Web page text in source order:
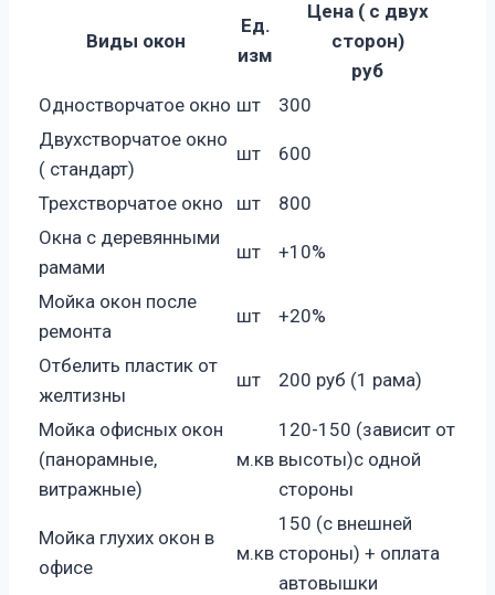
Виды окон
Ед.
изм
Цена ( с двух
сторон)
руб
Одностворчатое окно шт
300
Двухстворчатое окно
( стандарт)
шт 600
Трехстворчатое окно шт
800
Окна с деревянными
рамами
шт +10%
Мойка окон после
ремонта
шт +20%
Отбелить пластик от
желтизны
шт 200 руб (1 рама)
Мойка офисных окон
(панорамные,
витражные)
м.кв
120-150 (зависит от
высоты)с одной
стороны
Мойка глухих окон в
офисе
м.кв
150 (с внешней
стороны) + оплата
автовышки